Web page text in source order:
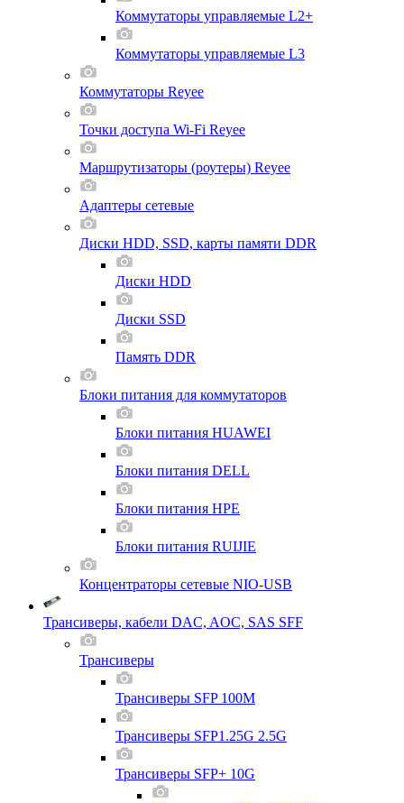
Коммутаторы управляемые L2+
Коммутаторы управляемые L3
Коммутаторы Reyee
Точки доступа Wi-Fi Reyee
Маршрутизаторы (роутеры) Reyee
Адаптеры сетевые
Диски HDD, SSD, карты памяти DDR
Диски HDD
Диски SSD
Память DDR
Блоки питания для коммутаторов
Блоки питания HUAWEI
Блоки питания DELL
Блоки питания HPE
Блоки питания RUIJIE
Концентраторы сетевые NIO-USB
Трансиверы, кабели DAC, AOC, SAS SFF
Трансиверы
Трансиверы SFP 100M
Трансиверы SFP1.25G 2.5G
Трансиверы SFP+ 10G